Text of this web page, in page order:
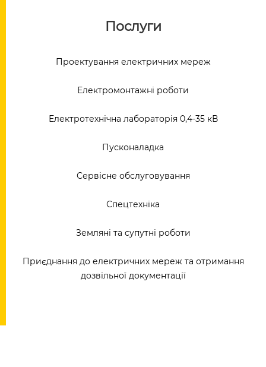
Послуги
Проектування електричних мереж
Електромонтажні роботи
Електротехнічна лабораторія 0,4-35 кВ
Пусконаладка
Сервісне обслуговування
Спецтехніка
Земляні та супутні роботи
Приєднання до електричних мереж та отримання
дозвільної документації